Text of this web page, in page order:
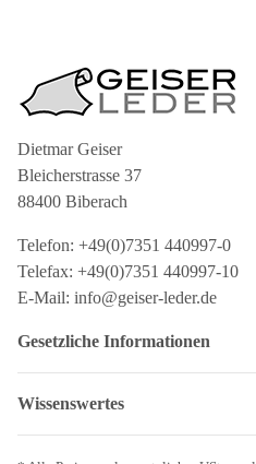
Dietmar Geiser
Bleicherstrasse 37
88400 Biberach
Telefon: +49(0)7351 440997-0
Telefax: +49(0)7351 440997-10
E-Mail: info@geiser-leder.de
Gesetzliche Informationen
Wissenswertes